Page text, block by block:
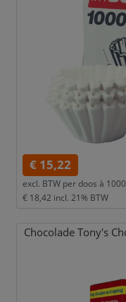
€ 15,22
excl. BTW per doos à
€ 18,42 incl. 21% BTW
Chocolade Tony's